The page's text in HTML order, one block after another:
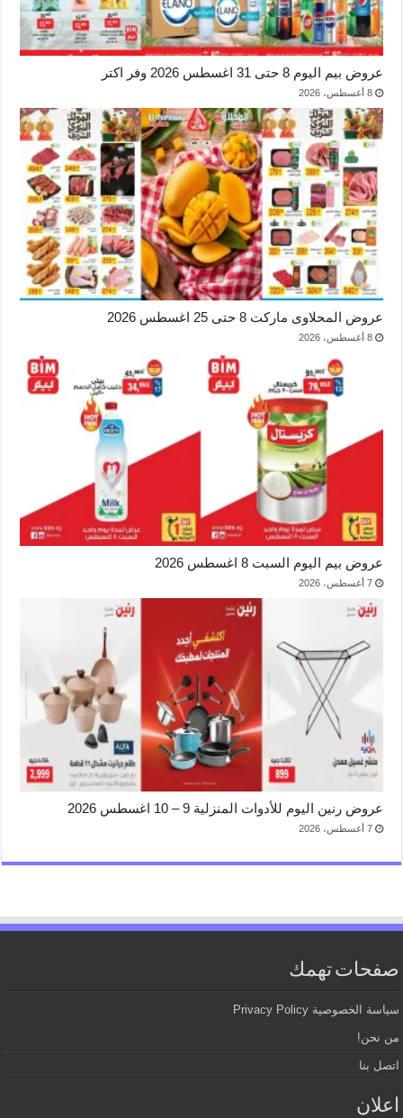
عروض بيم اليوم 8 حتى 31 اغسطس 2026 وفر اكتر
8 أغسطس، 2026
عروض المحلاوى ماركت 8 حتى 25 اغسطس 2026
8 أغسطس، 2026
عروض بيم اليوم السبت 8 اغسطس 2026
7 أغسطس، 2026
عروض رنين اليوم للأدوات المنزلية 9 – 10 اغسطس 2026
7 أغسطس، 2026
صفحات تهمك
سياسة الخصوصية Privacy Policy
من نحن!
اتصل بنا
اعلان